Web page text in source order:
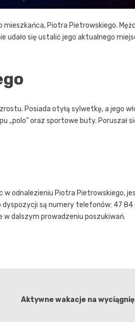
Piotra Pietrowskiego.
udało się ustalić jego aktualnego
Posiada otyłą sylwetkę, a jego
„polo” oraz sportowe buty. Poruszał
w odnalezieniu Piotra Pietrowskiego,
dyspozycji są numery telefonów: 47
w dalszym prowadzeniu poszukiwań.
Aktywne wakacje na